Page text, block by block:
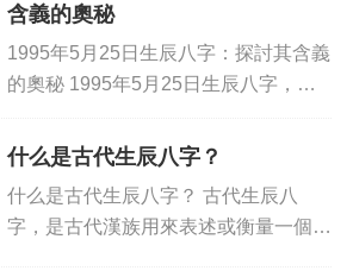
含義的奧秘
1995年5月25日生辰八字：探討其含義
的奧秘 1995年5月25日生辰八字，也
月年八字，這種記載人的信息的數據，
而且也是直到今天的...
什么是古代生辰八字？
什么是古代生辰八字？ 古代生辰八
字，是古代漢族用來表述或衡量一個人